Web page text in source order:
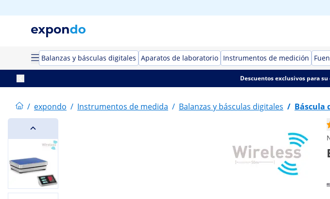
Balanzas y básculas digitales Aparatos de laboratorio Instrumentos de medición
Descuentos exclusivos para
/ expondo / Instrumentos de medida / Balanzas y básculas digitales / Báscula